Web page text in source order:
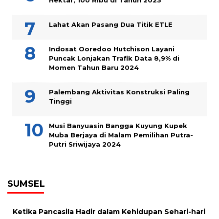
Lahat Akan Pasang Dua Titik ETLE
Indosat Ooredoo Hutchison Layani
Puncak Lonjakan Trafik Data 8,9% di
Momen Tahun Baru 2024
Palembang Aktivitas Konstruksi Paling
Tinggi
Musi Banyuasin Bangga Kuyung Kupek
Muba Berjaya di Malam Pemilihan Putra-
Putri Sriwijaya 2024
SUMSEL
Ketika Pancasila Hadir dalam Kehidupan Sehari-hari